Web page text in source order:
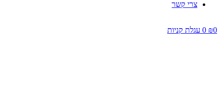
צרי קשר
₪0
0 עגלת קניות